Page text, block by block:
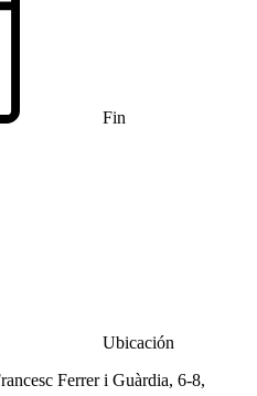
Fin
Ubicación
Ferrer i Guàrdia, 6-8,